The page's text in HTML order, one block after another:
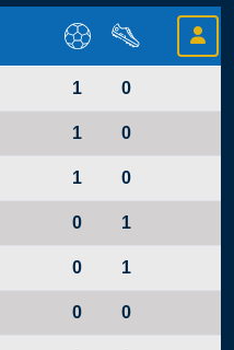
1 0
1 0
1 0
0 1
0 1
0 0